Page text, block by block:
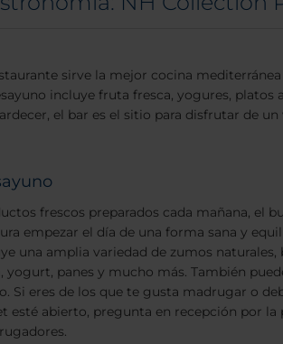
sirve la mejor cocina
incluye fruta fresca, yogures, platos
el bar es el sitio para disfrutar de
frescos preparados cada mañana, el
empezar el día de una forma sana y
una amplia variedad de zumos naturales,
yogurt, panes y mucho más. También
Si eres de los que te gusta madrugar o
esté abierto, pregunta en recepción por la